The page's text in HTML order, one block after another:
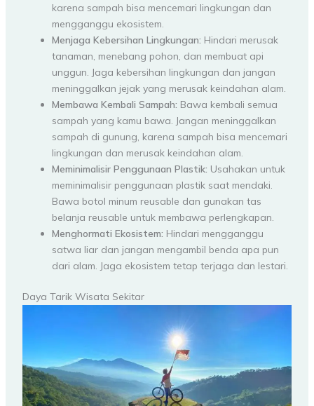
karena sampah bisa mencemari lingkungan dan
mengganggu ekosistem.
Menjaga Kebersihan Lingkungan: Hindari merusak
tanaman, menebang pohon, dan membuat api
unggun. Jaga kebersihan lingkungan dan jangan
meninggalkan jejak yang merusak keindahan alam.
Membawa Kembali Sampah: Bawa kembali semua
sampah yang kamu bawa. Jangan meninggalkan
sampah di gunung, karena sampah bisa mencemari
lingkungan dan merusak keindahan alam.
Meminimalisir Penggunaan Plastik: Usahakan untuk
meminimalisir penggunaan plastik saat mendaki.
Bawa botol minum reusable dan gunakan tas
belanja reusable untuk membawa perlengkapan.
Menghormati Ekosistem: Hindari mengganggu
satwa liar dan jangan mengambil benda apa pun
dari alam. Jaga ekosistem tetap terjaga dan lestari.
Daya Tarik Wisata Sekitar